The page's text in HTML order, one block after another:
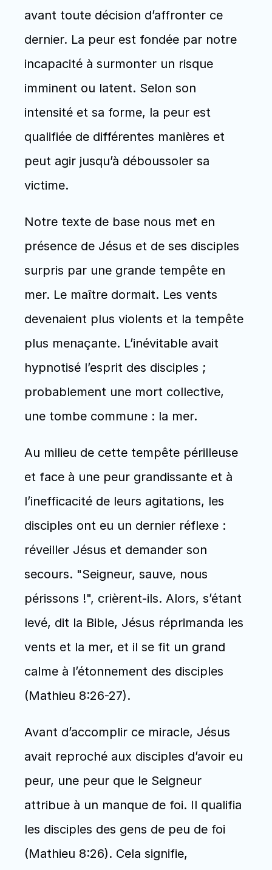
avant toute décision d’affronter ce
dernier. La peur est fondée par notre
incapacité à surmonter un risque
imminent ou latent. Selon son
intensité et sa forme, la peur est
qualifiée de différentes manières et
peut agir jusqu’à déboussoler sa
victime.
Notre texte de base nous met en
présence de Jésus et de ses disciples
surpris par une grande tempête en
mer. Le maître dormait. Les vents
devenaient plus violents et la tempête
plus menaçante. L’inévitable avait
hypnotisé l’esprit des disciples ;
probablement une mort collective,
une tombe commune : la mer.
Au milieu de cette tempête périlleuse
et face à une peur grandissante et à
l’inefficacité de leurs agitations, les
disciples ont eu un dernier réflexe :
réveiller Jésus et demander son
secours. "Seigneur, sauve, nous
périssons !", crièrent-ils. Alors, s’étant
levé, dit la Bible, Jésus réprimanda les
vents et la mer, et il se fit un grand
calme à l’étonnement des disciples
(Mathieu 8:26-27).
Avant d’accomplir ce miracle, Jésus
avait reproché aux disciples d’avoir eu
peur, une peur que le Seigneur
attribue à un manque de foi. Il qualifia
les disciples des gens de peu de foi
(Mathieu 8:26). Cela signifie,